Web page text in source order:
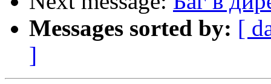
Messages sorted by: [
]